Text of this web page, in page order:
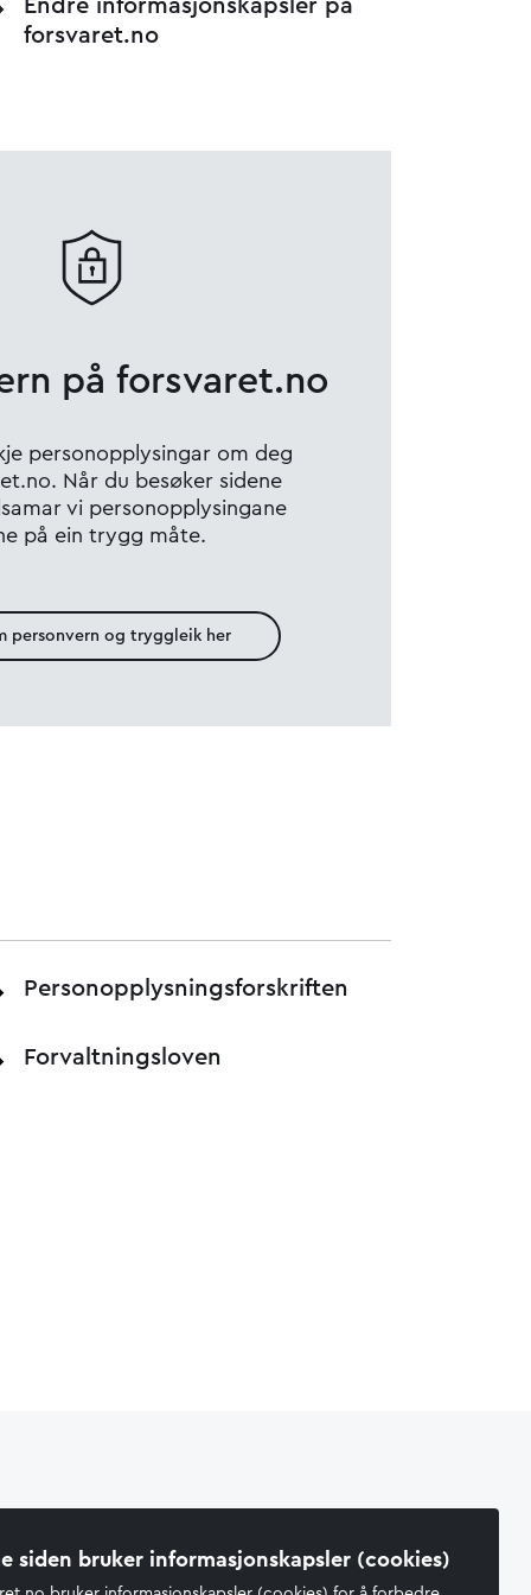
siden bruker informasjonskapsler (cookies)
Endre informasjonskapsler på
forsvaret.no
på forsvaret.no
personopplysingar om deg
Når du besøker sidene
vi personopplysingane
på ein trygg måte.
personvern og tryggleik her
Personopplysningsforskriften
Forvaltningsloven